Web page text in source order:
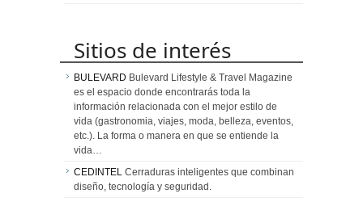
Sitios de interés
BULEVARD Bulevard Lifestyle & Travel Magazine
es el espacio donde encontrarás toda la
información relacionada con el mejor estilo de
vida (gastronomia, viajes, moda, belleza, eventos,
etc.). La forma o manera en que se entiende la
vida…
CEDINTEL Cerraduras inteligentes que combinan
diseño, tecnología y seguridad.